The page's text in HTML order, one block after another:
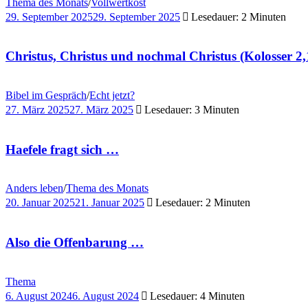
29. September 202529. September 2025 Lesedauer: 2 Minuten
Christus, Christus und nochmal Christus (Kolosser
Bibel im Gespräch/Echt jetzt?
27. März 202527. März 2025 Lesedauer: 3 Minuten
Haefele fragt sich …
Anders leben/Thema des Monats
20. Januar 202521. Januar 2025 Lesedauer: 2 Minuten
Also die Offenbarung …
Thema
6. August 20246. August 2024 Lesedauer: 4 Minuten